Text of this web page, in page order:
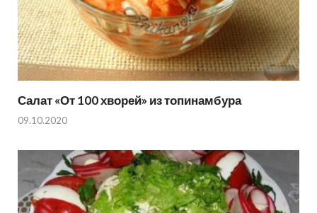
Салат «От 100 хворей» из топинамбура
09.10.2020